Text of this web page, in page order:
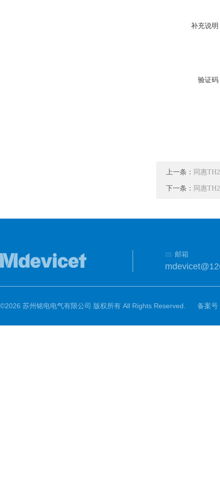
补充说明
验证码
上一条： 同惠
下一条： 同惠
邮箱
©2026 苏州铭电电气有限公司 版权所有 All Rights Reserved. 备案号